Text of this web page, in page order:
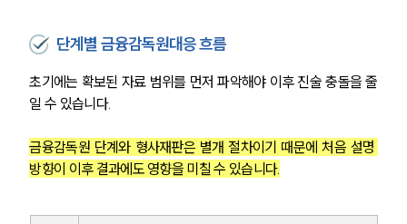
그룹소개
대륜의 강점
글로벌 파트너 로펌
단계별 금융감독원대응 흐름
초기에는 확보된 자료 범위를 먼저 파악해야 이후 진술 충돌을 줄
일 수 있습니다.
금융감독원 단계와 형사재판은 별개 절차이기 때문에 처음 설명
방향이 이후 결과에도 영향을 미칠 수 있습니다.